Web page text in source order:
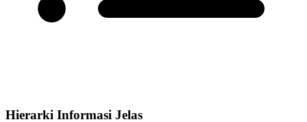
Hierarki Informasi Jelas